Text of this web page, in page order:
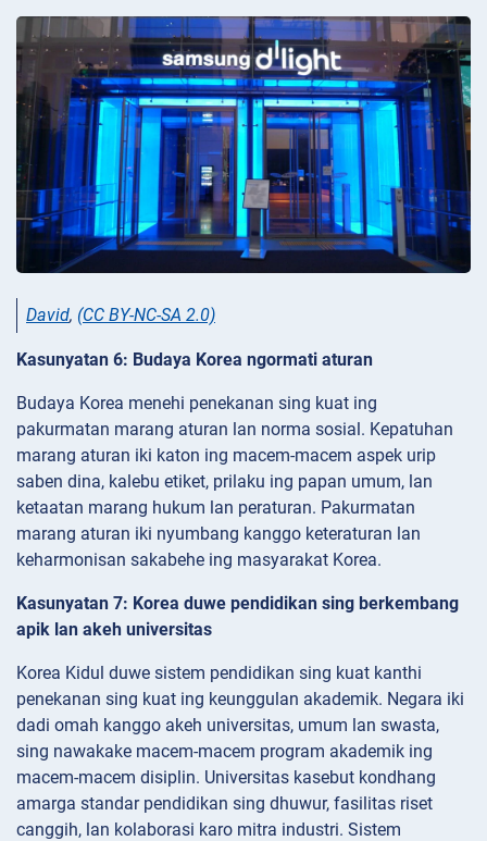
David, (CC BY-NC-SA 2.0)
Kasunyatan 6: Budaya Korea ngormati aturan
Budaya Korea menehi penekanan sing kuat ing
pakurmatan marang aturan lan norma sosial. Kepatuhan
marang aturan iki katon ing macem-macem aspek urip
saben dina, kalebu etiket, prilaku ing papan umum, lan
ketaatan marang hukum lan peraturan. Pakurmatan
marang aturan iki nyumbang kanggo keteraturan lan
keharmonisan sakabehe ing masyarakat Korea.
Kasunyatan 7: Korea duwe pendidikan sing berkembang
apik lan akeh universitas
Korea Kidul duwe sistem pendidikan sing kuat kanthi
penekanan sing kuat ing keunggulan akademik. Negara iki
dadi omah kanggo akeh universitas, umum lan swasta,
sing nawakake macem-macem program akademik ing
macem-macem disiplin. Universitas kasebut kondhang
amarga standar pendidikan sing dhuwur, fasilitas riset
canggih, lan kolaborasi karo mitra industri. Sistem